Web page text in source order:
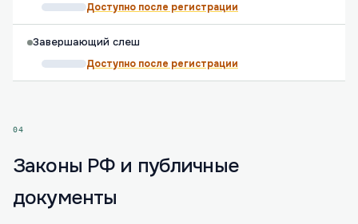
Доступно после регистрации
Завершающий слеш
Доступно после регистрации
04
Законы РФ и публичные
документы